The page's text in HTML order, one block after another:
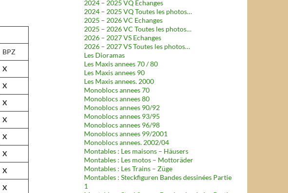
BPZ
X
X
X
X
X
X
X
X
2024 – 2025 VQ Echanges
2024 – 2025 VQ Toutes les photos…
2025 – 2026 VC Echanges
2025 – 2026 VC Toutes les photos…
2026 – 2027 VS Echanges
2026 – 2027 VS Toutes les photos…
Les Dioramas
Les Maxis annees 70 / 80
Les Maxis annees 90
Les Maxis annees. 2000
Monoblocs annees 70
Monoblocs annees 80
Monoblocs annees 90/92
Monoblocs annees 93/95
Monoblocs annees 96/98
Monoblocs annees 99/2001
Monoblocs annees. 2002/04
Montables : Les maisons – Häusers
Montables : Les motos – Mottoräder
Montables : Les Trains – Züge
Montables : Steckfiguren Bandes dessinées Partie
1